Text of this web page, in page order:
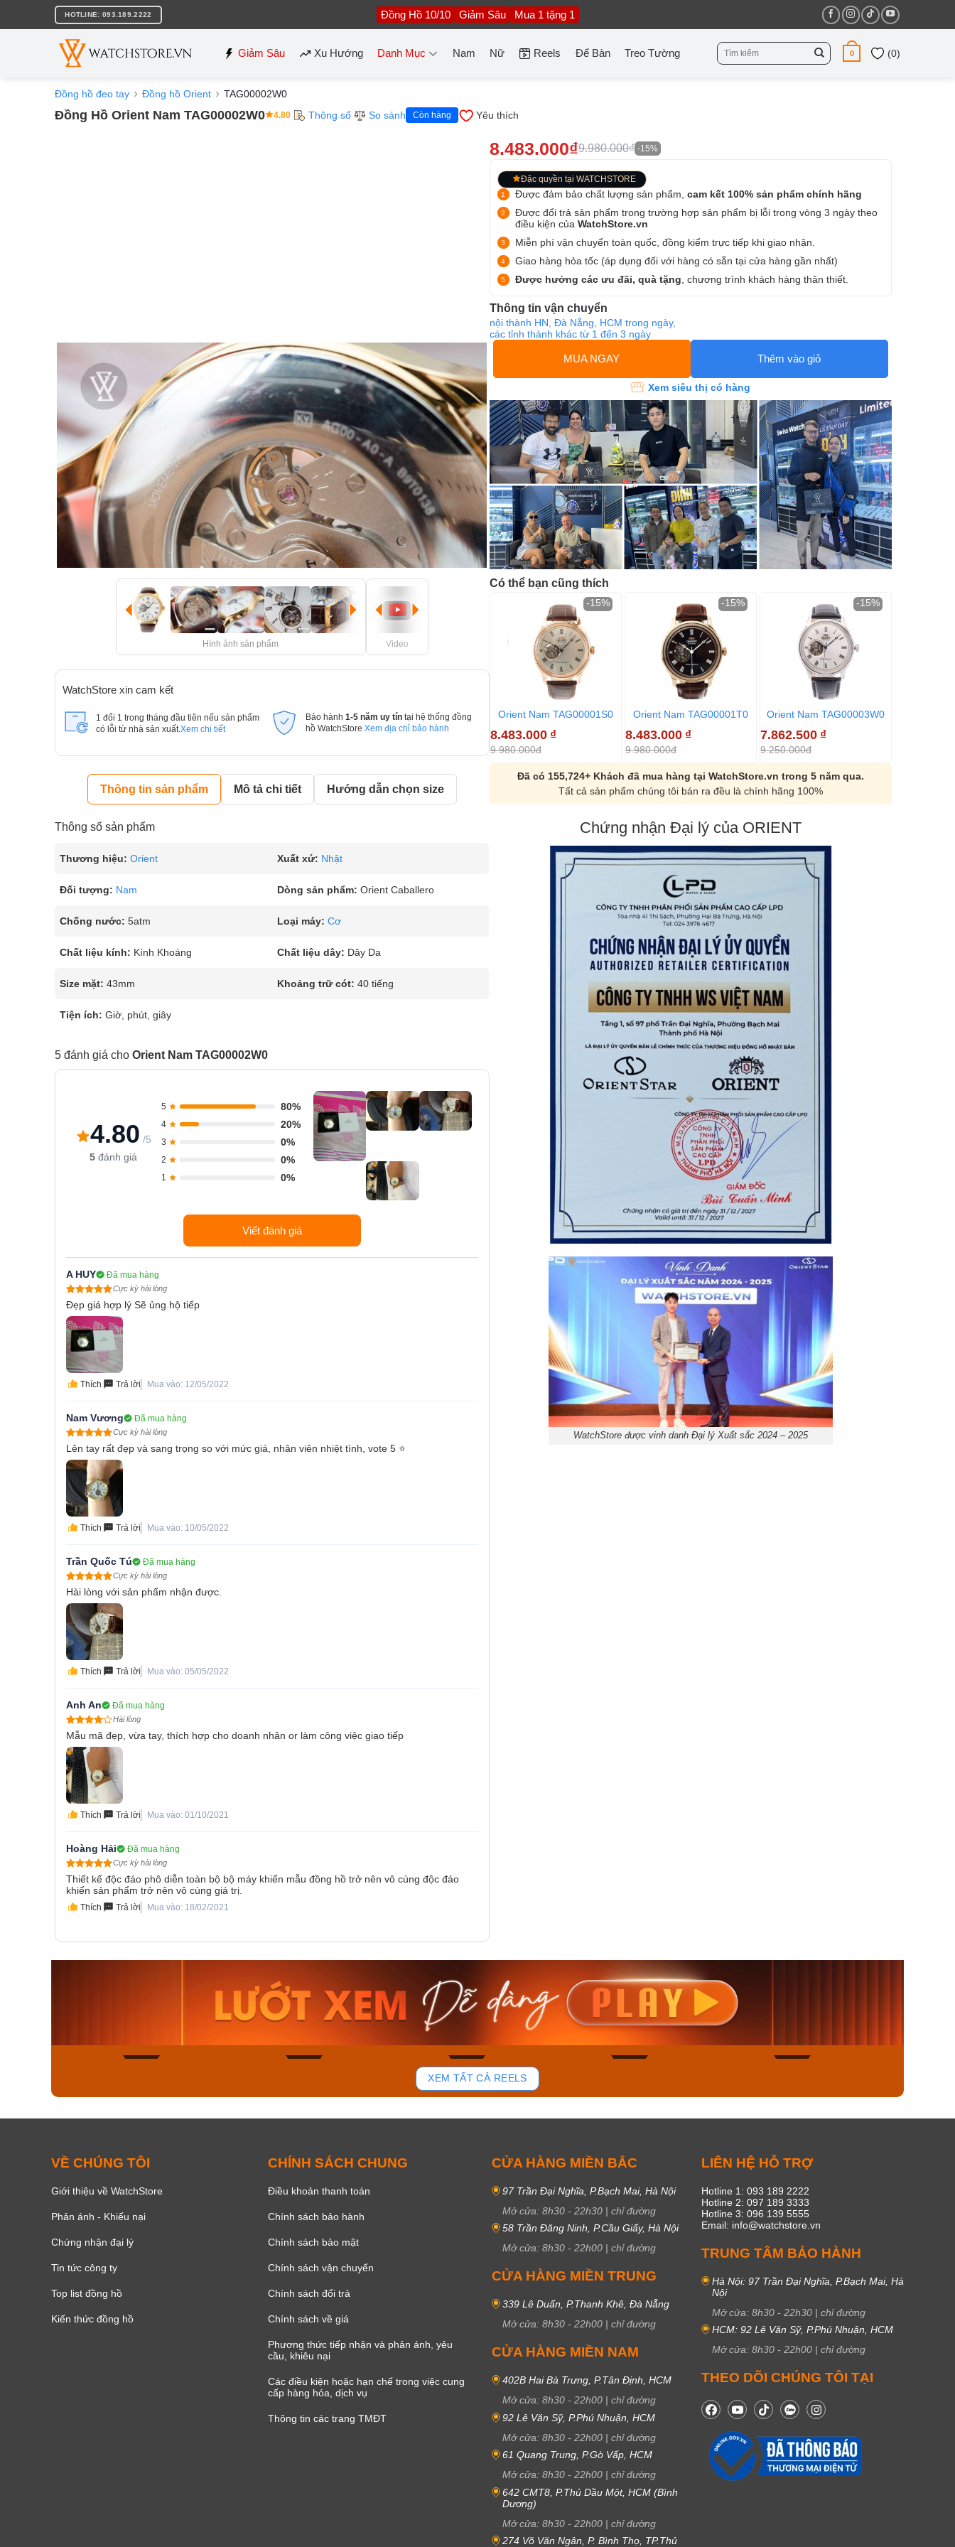
nội
HOTLINE: 093.189.2222 Đồng Hồ 10/10 Giảm Sâu Mua 1 tặng 1
Giảm Sâu Xu Hướng Danh Mục Nam Nữ Reels Để Bàn Treo Tường
Tìm
kiếm:
0 (0)
Đồng hồ đeo tay Đồng hồ Orient TAG00002W0
Đồng Hồ Orient Nam TAG00002W0 4.80 Thông số So sánh Còn hàng Yêu thích
Hình ảnh sản phẩm Video
WatchStore xin cam kết
1 đổi 1 trong tháng đầu tiên nếu sản phẩm
có lỗi từ nhà sản xuất. Xem chi tiết
Bảo hành 1-5 năm uy tín tại hệ thống đồng
hồ WatchStore Xem địa chỉ bảo hành
Thông tin sản phẩm Mô tả chi tiết Hướng dẫn chọn size
Thông số sản phẩm
Thương hiệu: Orient Xuất xứ: Nhật
Đối tượng: Nam Dòng sản phẩm: Orient Caballero
Chống nước: 5atm Loại máy: Cơ
Chất liệu kính: Kính Khoáng Chất liệu dây: Dây Da
Size mặt: 43mm Khoảng trữ cót: 40 tiếng
Tiện ích: Giờ, phút, giây
5 đánh giá cho Orient Nam TAG00002W0
4.80 /5
5 đánh giá
5 80%
4 20%
3 0%
2 0%
1 0%
Viết đánh giá
A HUY Đã mua hàng
Cực kỳ hài lòng
Đẹp giá hợp lý Sẽ ủng hộ tiếp
Thích Trả lời Mua vào: 12/05/2022
Nam Vương Đã mua hàng
Cực kỳ hài lòng
Lên tay rất đẹp và sang trọng so với mức giá, nhân viên nhiệt tình, vote 5 ⭐
Thích Trả lời Mua vào: 10/05/2022
Trần Quốc Tú Đã mua hàng
Cực kỳ hài lòng
Hài lòng với sản phẩm nhận được.
Thích Trả lời Mua vào: 05/05/2022
Anh An Đã mua hàng
Hài lòng
Mẫu mã đẹp, vừa tay, thích hợp cho doanh nhân or làm công việc giao tiếp
Thích Trả lời Mua vào: 01/10/2021
Hoàng Hải Đã mua hàng
Cực kỳ hài lòng
Thiết kế độc đáo phô diễn toàn bộ bộ máy khiến mẫu đồng hồ trở nên vô cùng độc đáo
khiến sản phẩm trở nên vô cùng giá trị.
Thích Trả lời Mua vào: 18/02/2021
8.483.000₫9.980.000₫ -15%
Đặc quyền tại WATCHSTORE
Được đảm bảo chất lượng sản phẩm, cam kết 100% sản phẩm chính hãng
Được đổi trả sản phẩm trong trường hợp sản phẩm bị lỗi trong vòng 3 ngày theo
điều kiện của WatchStore.vn
Miễn phí vận chuyển toàn quốc, đồng kiểm trực tiếp khi giao nhận.
Giao hàng hỏa tốc (áp dụng đối với hàng có sẵn tại cửa hàng gần nhất)
Được hưởng các ưu đãi, quà tặng , chương trình khách hàng thân thiết.
Thông tin vận chuyển
nội thành HN, Đà Nẵng, HCM trong ngày,
các tỉnh thành khác từ 1 đến 3 ngày
MUA NGAY Thêm vào giỏ
Xem siêu thị có hàng
Có thể bạn cũng thích
Orient Nam TAG00001S0
8.483.000 ₫
9.980.000đ
-15%
Orient Nam TAG00001T0
8.483.000 ₫
9.980.000đ
-15%
Orient Nam TAG00003W0
7.862.500 ₫
9.250.000đ
-15%
Đã có 155,724+ Khách đã mua hàng tại WatchStore.vn trong 5 năm qua.
Tất cả sản phẩm chúng tôi bán ra đều là chính hãng 100%
Chứng nhận Đại lý của ORIENT
WatchStore được vinh danh Đại lý Xuất sắc 2024 – 2025
Casio Nam MTS-
115D-1AVDF
2.823.000₫
2.399.550₫
Mua ngay
37
Casio Nam MTS-
RS100L-1AVDF
4.276.000₫
3.634.600₫
Casio Unisex AQ-
230EL-1ADF
2.117.000₫
1.799.450₫
Mua ngay
XEM TẤT CẢ REELS
VỀ CHÚNG TÔI
Giới thiệu về WatchStore
Phản ánh - Khiếu nại
Chứng nhận đại lý
Tin tức công ty
Top list đồng hồ
Kiến thức đồng hồ
CHÍNH SÁCH CHUNG
Điều khoản thanh toán
Chính sách bảo hành
Chính sách bảo mật
Chính sách vận chuyển
Chính sách đổi trả
Chính sách về giá
Phương thức tiếp nhận và phản ánh, yêu
cầu, khiêu nại
Các điều kiện hoặc hạn chế trong việc cung
cấp hàng hóa, dịch vụ
Thông tin các trang TMĐT
CỬA HÀNG MIỀN BẮC
97 Trần Đại Nghĩa, P.Bạch Mai, Hà Nội
Mở cửa: 8h30 - 22h30 | chỉ đường
58 Trần Đăng Ninh, P.Cầu Giấy, Hà Nội
Mở cửa: 8h30 - 22h00 | chỉ đường
CỬA HÀNG MIỀN TRUNG
339 Lê Duẩn, P.Thanh Khê, Đà Nẵng
Mở cửa: 8h30 - 22h00 | chỉ đường
CỬA HÀNG MIỀN NAM
402B Hai Bà Trưng, P.Tân Định, HCM
Mở cửa: 8h30 - 22h00 | chỉ đường
92 Lê Văn Sỹ, P.Phú Nhuận, HCM
Mở cửa: 8h30 - 22h00 | chỉ đường
61 Quang Trung, P.Gò Vấp, HCM
Mở cửa: 8h30 - 22h00 | chỉ đường
642 CMT8, P.Thủ Dầu Một, HCM (Bình
Dương)
Mở cửa: 8h30 - 22h00 | chỉ đường
274 Võ Văn Ngân, P. Bình Thọ, TP.Thủ
LIÊN HỆ HỖ TRỢ
Hotline 1: 093 189 2222
Hotline 2: 097 189 3333
Hotline 3: 096 139 5555
Email: info@watchstore.vn
TRUNG TÂM BẢO HÀNH
Hà Nội: 97 Trần Đại Nghĩa, P.Bạch Mai, Hà
Nội
Mở cửa: 8h30 - 22h30 | chỉ đường
HCM: 92 Lê Văn Sỹ, P.Phú Nhuận, HCM
Mở cửa: 8h30 - 22h00 | chỉ đường
THEO DÕI CHÚNG TÔI TẠI